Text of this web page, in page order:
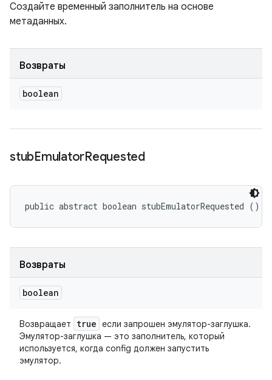
Создайте временный заполнитель на основе
метаданных.
Возвраты
boolean
stubEmulatorRequested
public abstract boolean stubEmulatorRequested ()
Возвраты
boolean
Возвращает true если запрошен эмулятор-заглушка.
Эмулятор-заглушка — это заполнитель, который
используется, когда config должен запустить
эмулятор.